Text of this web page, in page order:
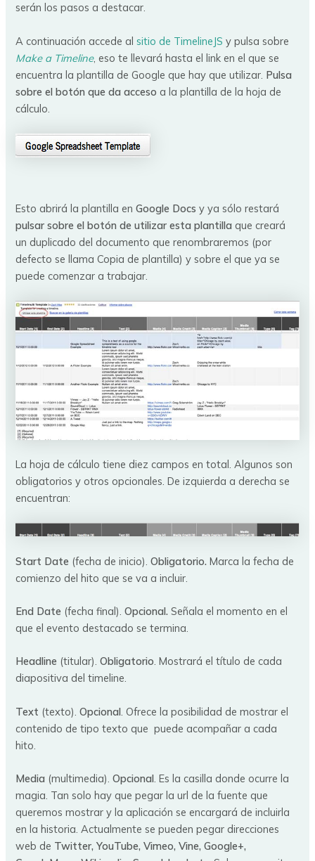
serán los pasos a destacar.
A continuación accede alsitio de TimelineJS y pulsa sobre
Make a Timeline, eso te llevará hasta el link en el que se
encuentra la plantilla de Google que hay que utilizar. Pulsa
sobre el botón que da acceso a la plantilla de la hoja de
cálculo.
Esto abrirá la plantilla enGoogle Docs y ya sólo restará
pulsar sobre el botón de utilizar esta plantilla que creará
un duplicado del documento que renombraremos (por
defecto se llama Copia de plantilla) y sobre el que ya se
puede comenzar a trabajar.
La hoja de cálculo tiene diez campos en total. Algunos son
obligatorios y otros opcionales. De izquierda a derecha se
encuentran:
Start Date (fecha de inicio).Obligatorio. Marca la fecha de
comienzo del hito que se va a incluir.
End Date (fecha final).Opcional. Señala el momento en el
que el evento destacado se termina.
Headline (titular).Obligatorio. Mostrará el título de cada
diapositiva del timeline.
Text (texto).Opcional . Ofrece la posibilidad de mostrar el
contenido de tipo texto que puede acompañar a cada
hito.
Media (multimedia).Opcional. Es la casilla donde ocurre la
magia. Tan solo hay que pegar la url de la fuente que
queremos mostrar y la aplicación se encargará de incluirla
en la historia. Actualmente se pueden pegar direcciones
web de Twitter, YouTube, Vimeo, Vine, Google+,